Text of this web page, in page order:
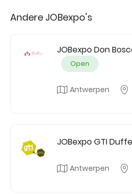
Andere JOBexpo's
JOBexpo Don
Open
Antwerpen
JOBexpo GTI
Antwerpen